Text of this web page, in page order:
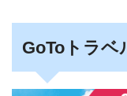
GoToトラベ